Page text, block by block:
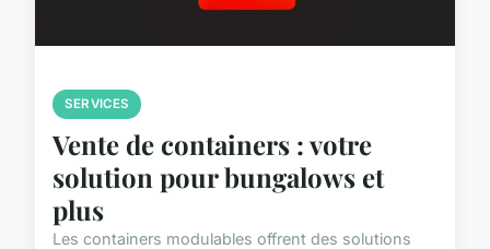
SERVICES
Vente de containers : votre
solution pour bungalows et
plus
Les containers modulables offrent des solutions